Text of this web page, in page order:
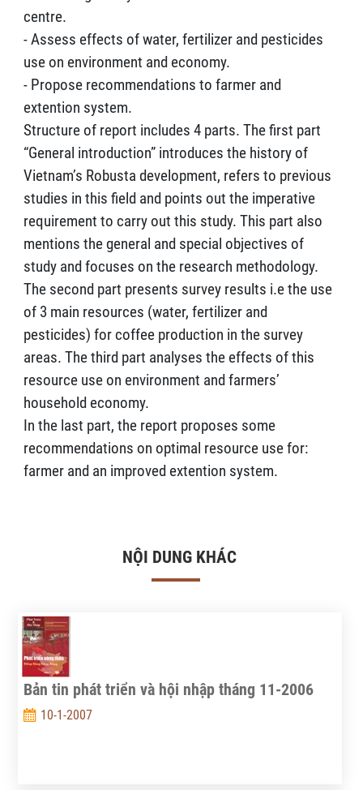
centre.
- Assess effects of water, fertilizer and pesticides
use on environment and economy.
- Propose recommendations to farmer and
extention system.
Structure of report includes 4 parts. The first part
“General introduction” introduces the history of
Vietnam’s Robusta development, refers to previous
studies in this field and points out the imperative
requirement to carry out this study. This part also
mentions the general and special objectives of
study and focuses on the research methodology.
The second part presents survey results i.e the use
of 3 main resources (water, fertilizer and
pesticides) for coffee production in the survey
areas. The third part analyses the effects of this
resource use on environment and farmers’
household economy.
In the last part, the report proposes some
recommendations on optimal resource use for:
farmer and an improved extention system.
NỘI DUNG KHÁC
Bản tin phát triển và hội nhập tháng 11-2006
10-1-2007